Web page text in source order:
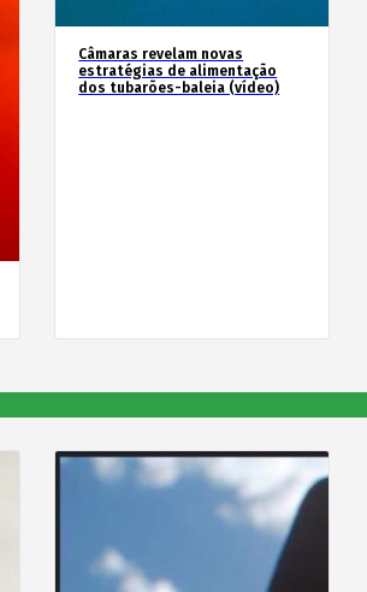
Câmaras revelam novas
estratégias de alimentação
dos tubarões-baleia (vídeo)